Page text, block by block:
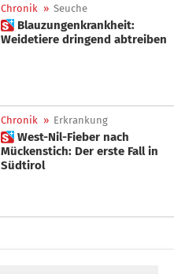
Chronik » Seuche
 Blauzungenkrankheit:
Weidetiere dringend abtreiben
Chronik » Erkrankung
 West-Nil-Fieber nach
Mückenstich: Der erste Fall in
Südtirol